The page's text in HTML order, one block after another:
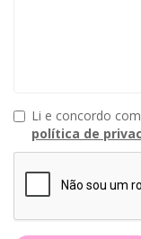
Li e concordo
política de